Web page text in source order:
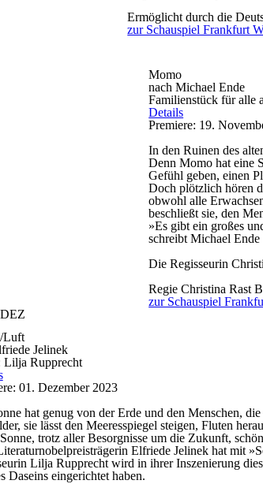
Ermöglicht durch die
zur Schauspiel Frankfurt
Momo
nach Michael Ende
Familienstück für alle
Details
Premiere: 19.
In den Ruinen des
Denn Momo hat eine
Gefühl geben, einen
Doch plötzlich hören
obwohl alle
beschließt sie, den
»Es gibt ein großes
schreibt Michael
Die Regisseurin
Regie Christina Rast
zur Schauspiel
DEZ
Luft
Jelinek
Lilja Rupprecht
01. Dezember 2023
hat genug von der Erde und den Menschen,
sie lässt den Meeresspiegel steigen, Fluten
trotz aller Besorgnisse um die Zukunft,
Elfriede Jelinek hat mit
Lilja Rupprecht wird in ihrer Inszenierung
Daseins eingerichtet haben.